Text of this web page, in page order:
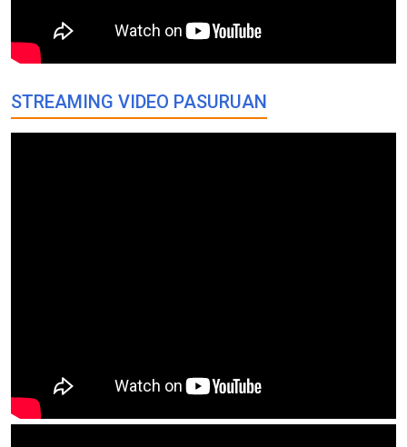
STREAMING VIDEO PASURUAN